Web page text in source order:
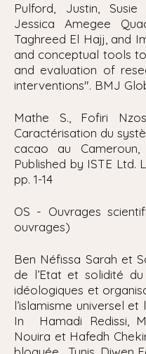
Pulford, Justin, Susie
Jessica Amegee
Taghreed El Hajj, and
and conceptual tools
and evaluation of
interventions". BMJ
Mathe S., Fofiri
Caractérisation du
cacao au
Published by ISTE Ltd.
pp. 1-14
OS - Ouvrages
ouvrages)
Ben Néfissa Sarah et
de l’Etat et solidité
idéologiques et
l’islamisme universel
In Hamadi Redissi,
Nouira et Hafedh